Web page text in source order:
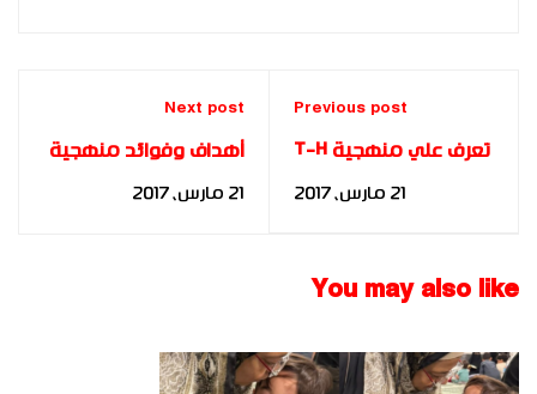
Previous post
تعرف علي منهجية T-H
للانتقال من المعاناة
21 مارس، 2017
Next post
أهداف وفوائد منهجية
T-H
21 مارس، 2017
You may also like